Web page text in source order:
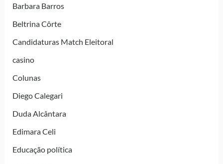
Barbara Barros
Beltrina Côrte
Candidaturas Match Eleitoral
casino
Colunas
Diego Calegari
Duda Alcântara
Edimara Celi
Educação política